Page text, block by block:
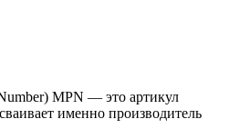
MPN — это артикул
именно производитель